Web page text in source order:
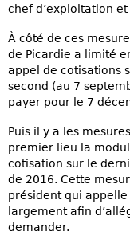
chef d’exploitation
À côté de ces
de Picardie a limité
appel de cotisations
second (au 7
payer pour le 7
Puis il y a les
premier lieu la
cotisation sur le
de 2016. Cette
président qui
largement afin
demander.